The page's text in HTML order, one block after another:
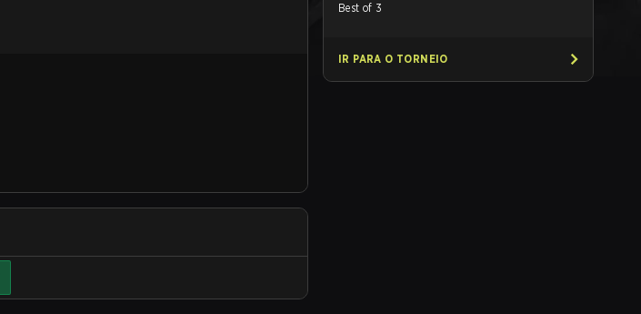
Best of 3
IR PARA O TORNEIO